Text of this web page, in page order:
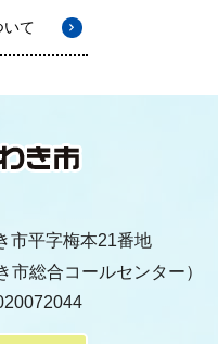
いて
平字梅本21番地
市総合コールセンター）